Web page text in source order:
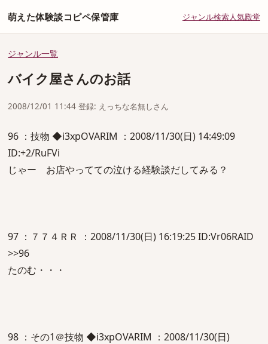
萌えた体験談コピペ保管庫 ジャンル検索人気殿堂
ジャンル一覧
バイク屋さんのお話
2008/12/01 11:44 登録: えっちな名無しさん
96 ：技物 ◆i3xpOVARIM ：2008/11/30(日) 14:49:09
ID:+2/RuFVi
じゃー お店やってての泣ける経験談だしてみる？
97 ：７７４ＲＲ ：2008/11/30(日) 16:19:25 ID:Vr06RAID
>>96
たのむ・・・
98 ：その1＠技物 ◆i3xpOVARIM ：2008/11/30(日)